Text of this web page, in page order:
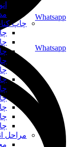
Whatsapp
Whatsapp
چاپ
مراحل